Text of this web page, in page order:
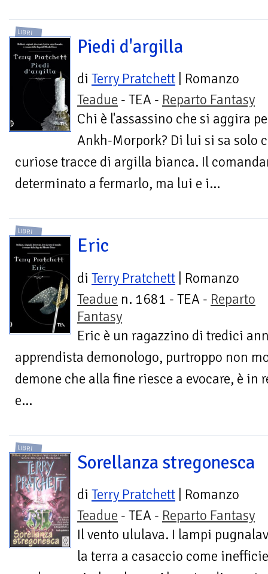
LIBRI
Piedi d'argilla
di Terry Pratchett | Romanzo
Teadue - TEA - Reparto Fantasy
Chi è l'assassino che si aggira
Ankh-Morpork? Di lui si sa solo
curiose tracce di argilla bianca. Il
determinato a fermarlo, ma lui e i...
LIBRI
Eric
di Terry Pratchett | Romanzo
Teadue n. 1681 - TEA - Reparto
Fantasy
Eric è un ragazzino di tredici
apprendista demonologo, purtroppo non
demone che alla fine riesce a evocare, è
e...
LIBRI
Sorellanza stregonesca
di Terry Pratchett | Romanzo
Teadue - TEA - Reparto Fantasy
Il vento ululava. I lampi
la terra a casaccio come